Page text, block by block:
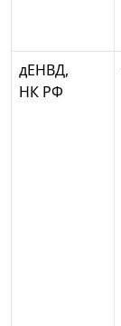
дЕНВД,
НК РФ